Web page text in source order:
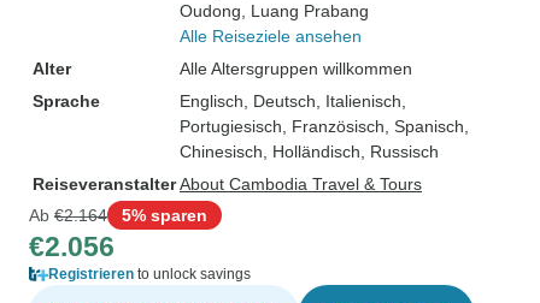
Oudong , Luang Prabang
Alle Reiseziele ansehen
Alter
Alle Altersgruppen willkommen
Sprache
Englisch, Deutsch, Italienisch,
Portugiesisch, Französisch, Spanisch,
Chinesisch, Holländisch, Russisch
ReiseveranstalterAbout Cambodia Travel & Tours
Ab €2.164 5% sparen
€2.056
Registrieren to unlock savings